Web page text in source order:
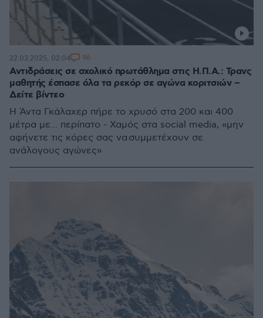
Αντιδράσεις σε σχολικό πρωτάθλημα στις Η.Π.Α.: Τρανς
μαθητής έσπασε όλα τα ρεκόρ σε αγώνα κοριτσιών –
Δείτε βίντεο
Η Άντα Γκάλαχερ πήρε το χρυσό στα 200 και 400
μέτρα με... περίπατο - Χαμός στα social media, «μην
αφήνετε τις κόρες σας να συμμετέχουν σε
ανάλογους αγώνες»
22.03.2025, 02:04 96